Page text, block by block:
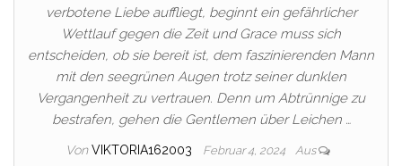
verbotene Liebe auffliegt, beginnt ein gefährlicher
Wettlauf gegen die Zeit und Grace muss sich
entscheiden, ob sie bereit ist, dem faszinierenden Mann
mit den seegrünen Augen trotz seiner dunklen
Vergangenheit zu vertrauen. Denn um Abtrünnige zu
bestrafen, gehen die Gentlemen über Leichen …
Von VIKTORIA162003 Februar 4, 2024 Aus